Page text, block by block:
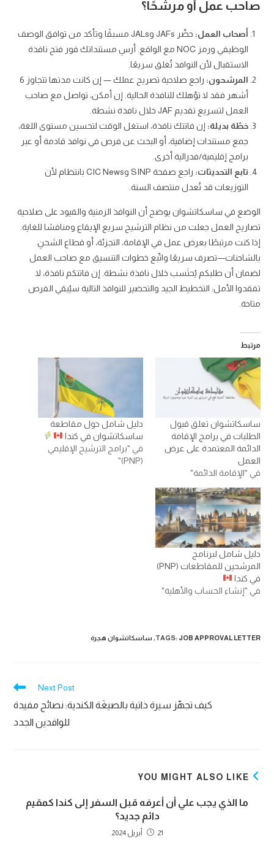
صاحب عمل أو مرشحًا؟
أصحاب العمل:
حضّر JAFs وJALs مسبقًا وتأكد من توافق الوصف
الوظيفي ورمز NOC مع الواقع. أرسِ مستنداتك فور فتح نافذة
الاستقبال لأن النوافذ تُغلق سريعًا.
المرشحون:
راجع صلاحية تصريح عملك — إن كانت مدتها تتجاوز 6
أشهر فقد لا تؤهلك للنافذة الحالية. إن أمكن، تواصل مع صاحب
العمل لتسريع تقديم JAF خلال نافذة نشطة.
خطّة بديلة: إن فاتتك نافذة، استغل الوقت لتحسين مستوى اللغة،
جمع مستندات إضافية، أو البحث عن فرص في نوافذ قادمة أو عبر
برامج إقليمية/فدرالية أخرى.
تابع التحديثات:
راجع صفحة SINP وCIC News بانتظام لأن
التوزيعات قد تُعدل منتصف السنة.
الوضع في ساسكاتشوان يوضح أن النوافذ الزمنية والقيود على صلاحية
تصاريح العمل جعلت من نظام الترشيح سريع الإيقاع ومنافسًا للغاية.
إذا كنت مرتبطًا بعرض عمل في الإقامة، التجزئة، أو قطاع الشحنِ
بالشاحنات—تصرف سريعًا واتّبع خطوات التنسيق مع صاحب العمل
لضمان أن طلبكم يُحتَسب خلال نافذة نشطة. إن فاتتكم نافذة، لا
تفقدوا الأمل: التخطيط الجيد والتحضير للنوافذ التالية سيُبقي الفرص
متاحة.
مرتبط
ساسكاتشوان تعلق قبول
الطلبات في برامج الإقامة
الدائمة المعتمدة على عرض
العمل
في "الإقامة الدائمة"
دليل شامل حول مقاطعة
ساسكاتشوان في كندا
في "برامج الترشيح الإقليمي
(PNP)"
دليل شامل لبرنامج
المرشحين للمقاطعات (PNP)
في كندا
في "إنشاء الحساب والأهلية"
TAGS: JOB APPROVAL LETTER
, ساسكاتشوان هجرة
Next Post
كيف تجهّز سيرة ذاتية بالصيغَة الكندية: نصائح مفيدة
للوافدين الجدد
YOU MIGHT ALSO LIKE
ما الذي يجب علي أن أعرفه قبل السفر إلى كندا كمقيم
دائم جديد؟
21 أبريل 2024